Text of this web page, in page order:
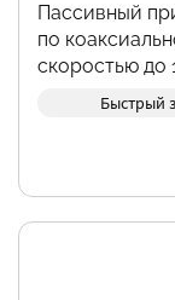
Пассивный
по
скоростью до
Быстрый